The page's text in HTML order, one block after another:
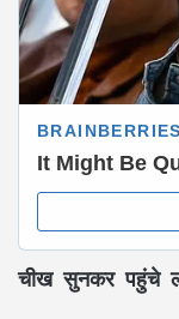
चीख सुनकर पहुंचे